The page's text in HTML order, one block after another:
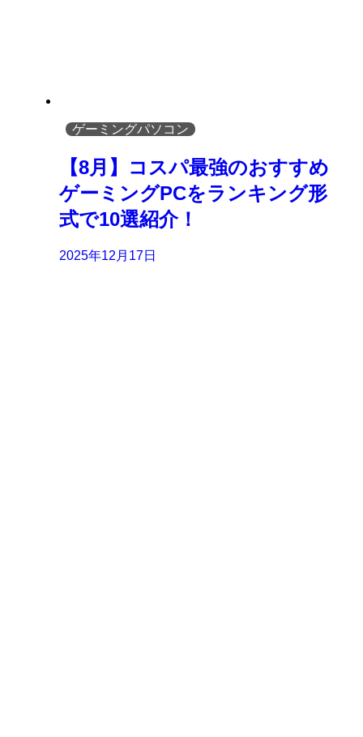
ゲーミングパソコン
【8月】コスパ最強のおすすめ
ゲーミングPCをランキング形
式で10選紹介！
2025年12月17日